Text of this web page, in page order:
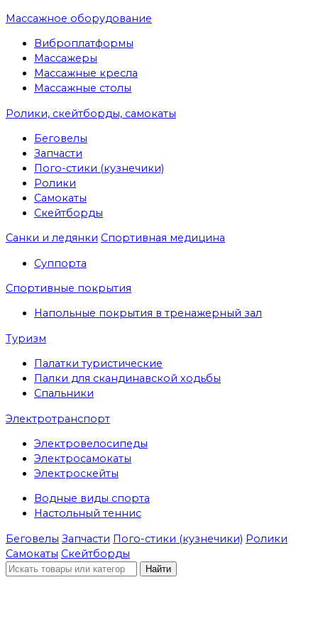
Массажное оборудование
Виброплатформы
Массажеры
Массажные кресла
Массажные столы
Ролики, скейтборды, самокаты
Беговелы
Запчасти
Пого-стики (кузнечики)
Ролики
Самокаты
Скейтборды
Санки и ледянки Спортивная медицина
Суппорта
Спортивные покрытия
Напольные покрытия в тренажерный зал
Туризм
Палатки туристические
Палки для скандинавской ходьбы
Спальники
Электротранспорт
Электровелосипеды
Электросамокаты
Электроскейты
Водные виды спорта
Настольный теннис
Беговелы Запчасти Пого-стики (кузнечики) Ролики
Самокаты Скейтборды
Найти